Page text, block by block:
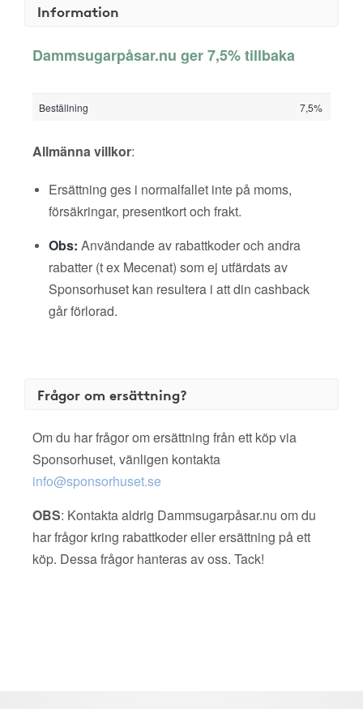
Information
Dammsugarpåsar.nu ger 7,5% tillbaka
Beställning 7,5%
Allmänna villkor:
Ersättning ges i normalfallet inte på moms,
försäkringar, presentkort och frakt.
Obs: Användande av rabattkoder och andra
rabatter (t ex Mecenat) som ej utfärdats av
Sponsorhuset kan resultera i att din cashback
går förlorad.
Frågor om ersättning?
Om du har frågor om ersättning från ett köp via
Sponsorhuset, vänligen kontakta
info@sponsorhuset.se
OBS: Kontakta aldrig Dammsugarpåsar.nu om du
har frågor kring rabattkoder eller ersättning på ett
köp. Dessa frågor hanteras av oss. Tack!